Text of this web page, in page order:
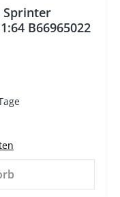
Sprinter
B66965022